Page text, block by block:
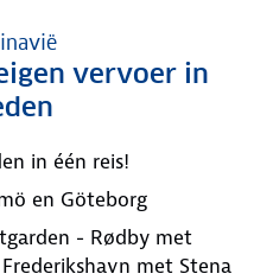
vervoer in
in één reis!
en Göteborg
- Rødby met
met Stena